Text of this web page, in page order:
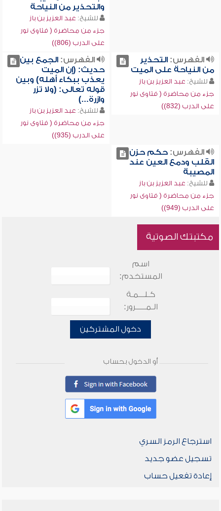
والتحذير من النياحة
للشيخ: عبد العزيز بن باز
جزء من محاضرة ( فتاوى نور
على الدرب (806))
الفهرس:التحذير
من النياحة على الميت
للشيخ: عبد العزيز بن باز
جزء من محاضرة ( فتاوى نور
على الدرب (832))
الفهرس:الجمع بين
حديث: (إن الميت
يعذب ببكاء أهله) وبين
قوله تعالى: (ولا تزر
وازرة...)
للشيخ: عبد العزيز بن باز
جزء من محاضرة ( فتاوى نور
على الدرب (935))
الفهرس:حكم حزن
القلب ودمع العين عند
المصيبة
للشيخ: عبد العزيز بن باز
جزء من محاضرة ( فتاوى نور
على الدرب (949))
مكتبتك الصوتية
اسم
المستخدم:
كـلـــمـة
الـمـــــرور:
دخول المشتركين
أو الدخول بحساب
استرجاع الرمز السري
تسجيل عضو جديد
إعادة تفعيل حساب